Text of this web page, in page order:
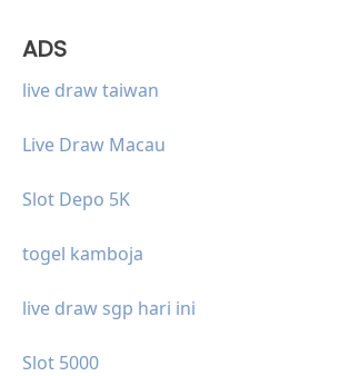
ADS
live draw taiwan
Live Draw Macau
Slot Depo 5K
togel kamboja
live draw sgp hari ini
Slot 5000